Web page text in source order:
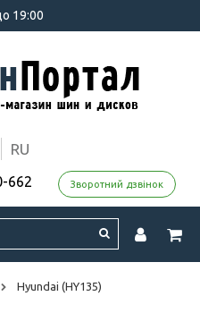
19:00
RU
662 Зворотний дзвінок
Hyundai (HY135)